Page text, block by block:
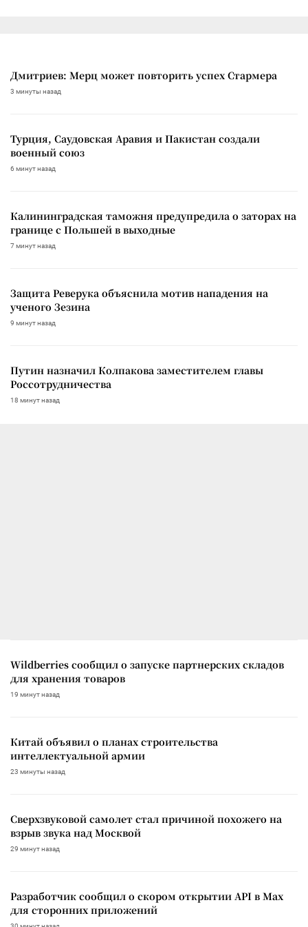
Дмитриев: Мерц может повторить успех Стармера
3 минуты назад
Турция, Саудовская Аравия и Пакистан создали
военный союз
6 минут назад
Калининградская таможня предупредила о заторах на
границе с Польшей в выходные
7 минут назад
Защита Реверука объяснила мотив нападения на
ученого Зезина
9 минут назад
Путин назначил Колпакова заместителем главы
Россотрудничества
18 минут назад
Wildberries сообщил о запуске партнерских складов
для хранения товаров
19 минут назад
Китай объявил о планах строительства
интеллектуальной армии
23 минуты назад
Сверхзвуковой самолет стал причиной похожего на
взрыв звука над Москвой
29 минут назад
Разработчик сообщил о скором открытии API в Max
для сторонних приложений